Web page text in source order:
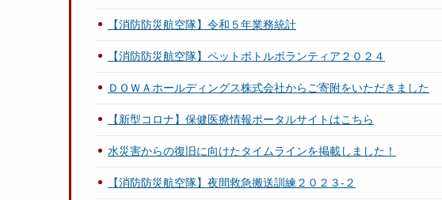
【消防防災航空隊】令和５年業務統計
【消防防災航空隊】ペットボトルボランティア２０２４
ＤＯＷＡホールディングス株式会社からご寄附をいただきました
【新型コロナ】保健医療情報ポータルサイトはこちら
水災害からの復旧に向けたタイムラインを掲載しました！
【消防防災航空隊】夜間救急搬送訓練２０２３‐２